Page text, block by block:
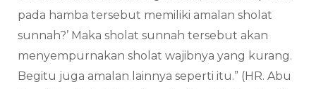
pada hamba tersebut memiliki amalan sholat
sunnah?’ Maka sholat sunnah tersebut akan
menyempurnakan sholat wajibnya yang kurang.
Begitu juga amalan lainnya seperti itu.” (HR. Abu